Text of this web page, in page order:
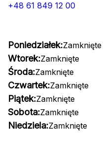
+48 61 849 12 00
Poniedziałek:Zamknięte
Wtorek:Zamknięte
Środa:Zamknięte
Czwartek:Zamknięte
Piątek:Zamknięte
Sobota:Zamknięte
Niedziela:Zamknięte